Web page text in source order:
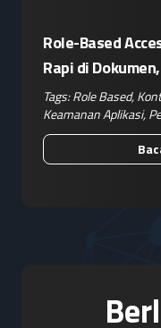
Role-Based
Rapi di
Operasional
Tags:Role Based,
Keamanan Aplikasi,